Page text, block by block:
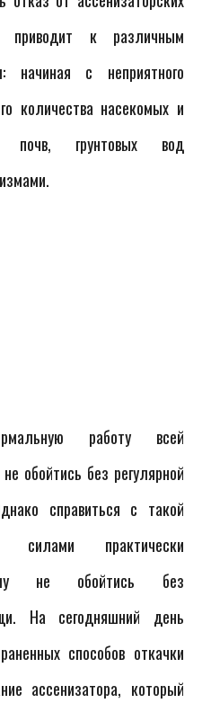
к различным
начиная с неприятного
количества насекомых и
почв, грунтовых вод
работу всей
обойтись без регулярной
справиться с такой
силами практически
не обойтись без
На сегодняшний день
способов откачки
ассенизатора, который